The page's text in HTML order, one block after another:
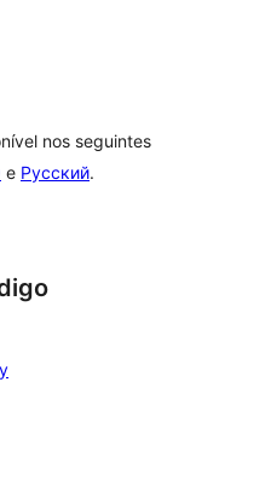
nos seguintes
e Русский.